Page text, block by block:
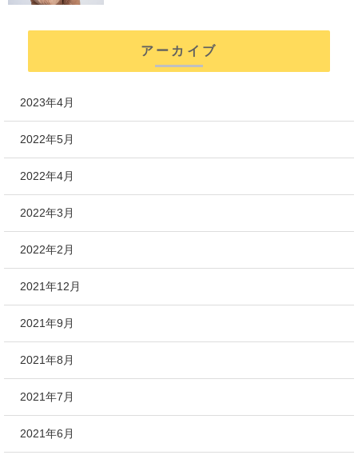
アーカイブ
2023年4月
2022年5月
2022年4月
2022年3月
2022年2月
2021年12月
2021年9月
2021年8月
2021年7月
2021年6月